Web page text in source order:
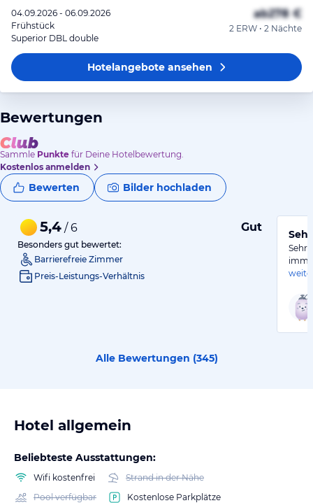
04.09.2026 - 06.09.2026
Frühstück
Superior DBL double
ab278 €
2 ERW • 2 Nächte
Hotelangeboteansehen
Bewertungen
Sammle Punkte für Deine Hotelbewertung.
Kostenlos anmelden
Bewerten Bilder hochladen
5,4 / 6 Gut
Besonders gut bewertet:
Barrierefreie Zimmer
Preis-Leistungs-Verhältnis
Sehr
Alle Bewertungen (345)
Hotel allgemein
Beliebteste Ausstattungen:
Wifi kostenfrei
Strand in der Nähe
Pool verfügbar
Kostenlose Parkplätze